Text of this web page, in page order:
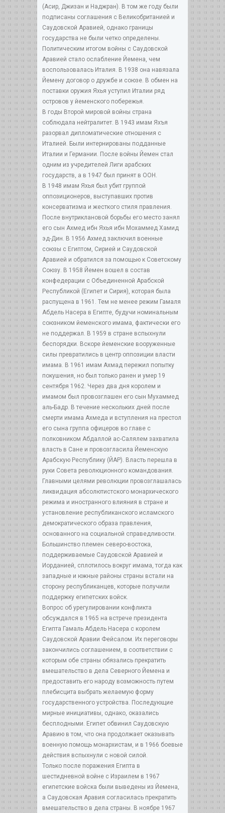
(Асир, Джизан и Наджран). В том же году были
подписаны соглашения с Великобританией и
Саудовской Аравией, однако границы
государства не были четко определены.
Политическим итогом войны с Саудовской
Аравией стало ослабление Йемена, чем
воспользовалась Италия. В 1938 она навязала
Йемену договор о дружбе и союзе. В обмен на
поставки оружия Яхья уступил Италии ряд
островов у йеменского побережья.
В годы Второй мировой войны страна
соблюдала нейтралитет. В 1943 имам Яхъя
разорвал дипломатические отношения с
Италией. Были интернированы подданные
Италии и Германии. После войны Йемен стал
одним из учредителей Лиги арабских
государств, а в 1947 был принят в ООН.
В 1948 имам Яхья был убит группой
оппозиционеров, выступавших против
консерватизма и жесткого стиля правления.
После внутриклановой борьбы его место занял
его сын Ахмед ибн Яхья ибн Мохаммед Хамид
эд-Дин. В 1956 Ахмед заключил военные
союзы с Египтом, Сирией и Саудовской
Аравией и обратился за помощью к Советскому
Союзу. В 1958 Йемен вошел в состав
конфедерации с Объединенной Арабской
Республикой (Египет и Сирия), которая была
распущена в 1961. Тем не менее режим Гамаля
Абдель Насера в Египте, будучи номинальным
союзником йеменского имама, фактически его
не поддержал. В 1959 в стране вспыхнули
беспорядки. Вскоре йеменские вооруженные
силы превратились в центр оппозиции власти
имама. В 1961 имам Ахмад пережил попытку
покушения, но был только ранен и умер 19
сентября 1962. Через два дня королем и
имамом был провозглашен его сын Мухаммед
аль-Бадр. В течение нескольких дней после
смерти имама Ахмеда и вступления на престол
его сына группа офицеров во главе с
полковником Абдаллой ас-Салялем захватила
власть в Сане и провозгласила Йеменскую
Арабскую Республику (ЙАР). Власть перешла в
руки Совета революционного командования.
Главными целями революции провозглашалась
ликвидация абсолютистского монархического
режима и иностранного влияния в стране и
установление республиканского исламского
демократического образа правления,
основанного на социальной справедливости.
Большинство племен северо-востока,
поддерживаемые Саудовской Аравией и
Иорданией, сплотилось вокруг имама, тогда как
западные и южные районы страны встали на
сторону республиканцев, которые получили
поддержку египетских войск.
Вопрос об урегулировании конфликта
обсуждался в 1965 на встрече президента
Египта Гамаль Абдель Насера с королем
Саудовской Аравии Фейсалом. Их переговоры
закончились соглашением, в соответствии с
которым обе страны обязались прекратить
вмешательство в дела Северного Йемена и
предоставить его народу возможность путем
плебисцита выбрать желаемую форму
государственного устройства. Последующие
мирные инициативы, однако, оказались
бесплодными. Египет обвинил Саудовскую
Аравию в том, что она продолжает оказывать
военную помощь монархистам, и в 1966 боевые
действия вспыхнули с новой силой.
Только после поражения Египта в
шестидневной войне с Израилем в 1967
египетские войска были выведены из Йемена,
а Саудовская Аравия согласилась прекратить
вмешательство в дела страны. В ноябре 1967